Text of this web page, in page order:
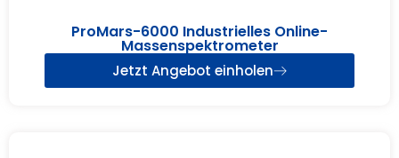
ProMars-6000 Industrielles Online-
Massenspektrometer
Jetzt Angebot einholen